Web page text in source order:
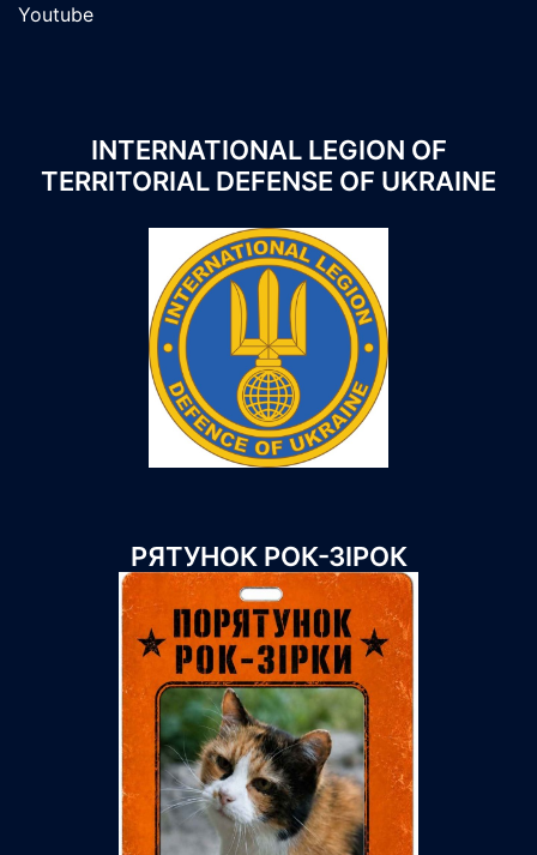
Youtube
INTERNATIONAL LEGION OF
TERRITORIAL DEFENSE OF UKRAINE
РЯТУНОК РОК-ЗІРОК